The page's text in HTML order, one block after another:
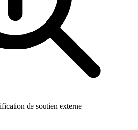
de soutien externe